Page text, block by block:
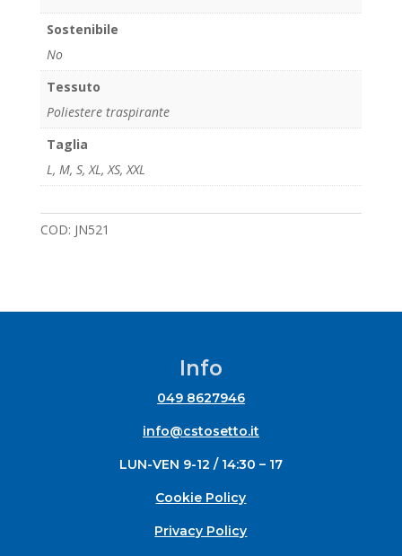
Sostenibile
No
Tessuto
Poliestere traspirante
Taglia
L , M, S, XL , XS, XXL
COD: JN521
Info
049 8627946
info@cstosetto.it
LUN-VEN 9-12 / 14:30 – 17
Cookie Policy
Privacy Policy